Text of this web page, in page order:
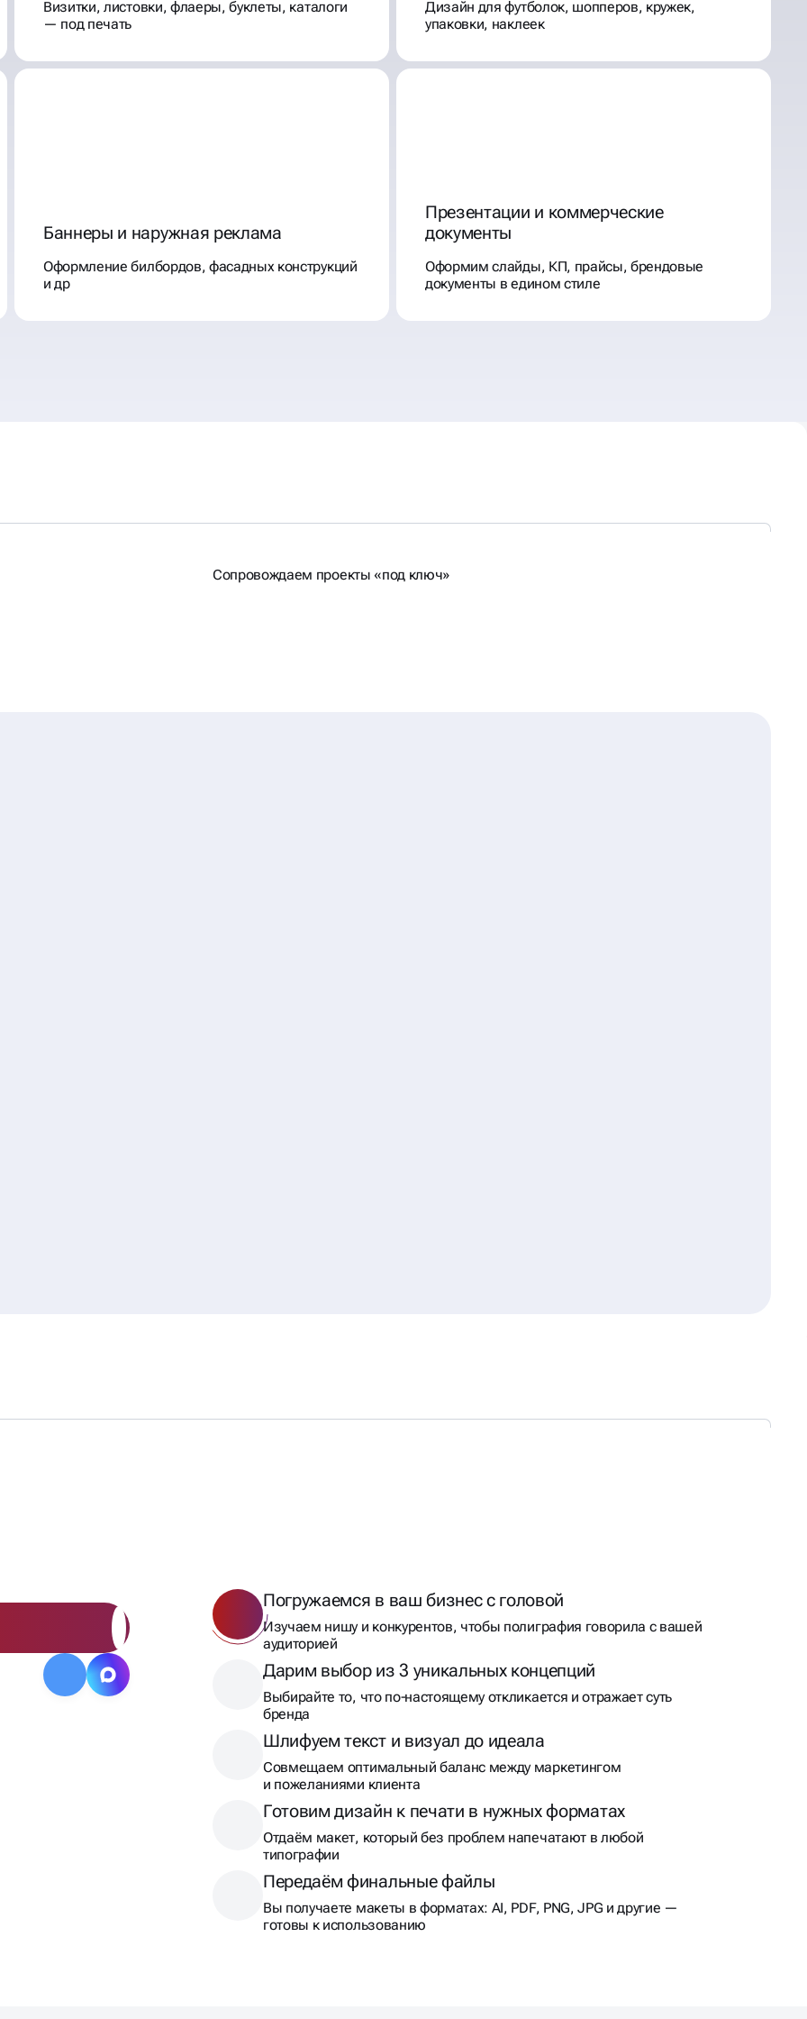
Визитки, листовки, флаеры, буклеты, каталоги
— под печать
Дизайн для футболок, шопперов, кружек,
упаковки, наклеек
Баннеры и наружная реклама
Оформление билбордов, фасадных конструкций
и др
Презентации и коммерческие
документы
Оформим слайды, КП, прайсы, брендовые
документы в едином стиле
Сопровождаем проекты «под ключ»
Погружаемся в ваш бизнес с головой
Изучаем нишу и конкурентов, чтобы полиграфия говорила с вашей
аудиторией
Дарим выбор из 3 уникальных концепций
Выбирайте то, что по‑настоящему откликается и отражает суть
бренда
Шлифуем текст и визуал до идеала
Совмещаем оптимальный баланс между маркетингом
и пожеланиями клиента
Готовим дизайн к печати в нужных форматах
Отдаём макет, который без проблем напечатают в любой
типографии
Передаём финальные файлы
Вы получаете макеты в форматах: AI, PDF, PNG, JPG и другие —
готовы к использованию